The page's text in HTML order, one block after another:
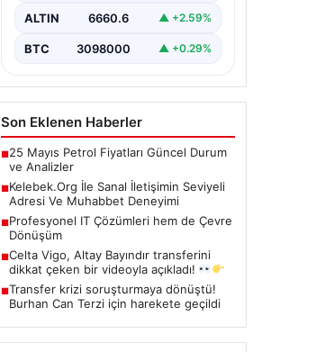
Halen çeşitli…
ALTIN 6660.6 ▲ +2.59%
BTC 3098000 ▲ +0.29%
Son Eklenen Haberler
■25 Mayıs Petrol Fiyatları Güncel Durum
ve Analizler
■Kelebek.Org İle Sanal İletişimin Seviyeli
Adresi Ve Muhabbet Deneyimi
■Profesyonel IT Çözümleri hem de Çevre
Dönüşüm
■Celta Vigo, Altay Bayındır transferini
dikkat çeken bir videoyla açıkladı!
■Transfer krizi soruşturmaya dönüştü!
Burhan Can Terzi için harekete geçildi